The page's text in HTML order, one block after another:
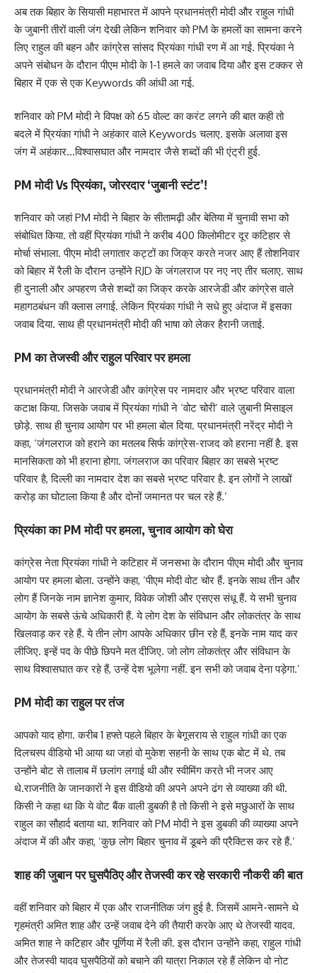
अब तक बिहार के सियासी महाभारत में आपने प्रधानमंत्री मोदी और राहुल गांधी
के जुबानी तीरों वाली जंग देखी लेकिन शनिवार को PM के हमलों का सामना करने
लिए राहुल की बहन और कांग्रेस सांसद प्रियंका गांधी रण में आ गई. प्रियंका ने
अपने संबोधन के दौरान पीएम मोदी के 1-1 हमले का जवाब दिया और इस टक्कर से
बिहार में एक से एक Keywords की आंधी आ गई.
शनिवार को PM मोदी ने विपक्ष को 65 वोल्ट का करंट लगने की बात कही तो
बदले में प्रियंका गांधी ने अहंकार वाले Keywords चलाए. इसके अलावा इस
जंग में अहंकार…विश्वासघात और नामदार जैसे शब्दों की भी एंट्री हुई.
PM मोदी Vs प्रियंका, जोररदार ‘जुबानी स्टंट’!
शनिवार को जहां PM मोदी ने बिहार के सीतामढ़ी और बेतिया में चुनावी सभा को
संबोधित किया. तो वहीं प्रियंका गांधी ने करीब 400 किलोमीटर दूर कटिहार से
मोर्चा संभाला. पीएम मोदी लगातार कट्टों का जिक्र करते नजर आए हैं तोशनिवार
को बिहार में रैली के दौरान उन्होंने RJD के जंगलराज पर नए नए तीर चलाए. साथ
ही दुनाली और अपहरण जैसे शब्दों का जिक्र करके आरजेडी और कांग्रेस वाले
महागठबंधन की क्लास लगाई. लेकिन प्रियंका गांधी ने सधे हुए अंदाज में इसका
जवाब दिया. साथ ही प्रधानमंत्री मोदी की भाषा को लेकर हैरानी जताई.
PM का तेजस्वी और राहुल परिवार पर हमला
प्रधानमंत्री मोदी ने आरजेडी और कांग्रेस पर नामदार और भ्रष्ट परिवार वाला
कटाक्ष किया. जिसके जवाब में प्रियंका गांधी ने ‘वोट चोरी’ वाले ज़ुबानी मिसाइल
छोड़े. साथ ही चुनाव आयोग पर भी हमला बोल दिया. प्रधानमंत्री नरेंद्र मोदी ने
कहा, ‘जंगलराज को हराने का मतलब सिर्फ कांग्रेस-राजद को हराना नहीं है. इस
मानसिकता को भी हराना होगा. जंगलराज का परिवार बिहार का सबसे भ्रष्ट
परिवार है, दिल्ली का नामदार देश का सबसे भ्रष्ट परिवार है. इन लोगों ने लाखों
करोड़ का घोटाला किया है और दोनों जमानत पर चल रहे हैं.’
प्रियंका का PM मोदी पर हमला, चुनाव आयोग को घेरा
कांग्रेस नेता प्रियंका गांधी ने कटिहार में जनसभा के दौरान पीएम मोदी और चुनाव
आयोग पर हमला बोला. उन्होंने कहा, ‘पीएम मोदी वोट चोर हैं. इनके साथ तीन और
लोग हैं जिनके नाम ज्ञानेश कुमार, विवेक जोशी और एसएस संधू हैं. ये सभी चुनाव
आयोग के सबसे ऊंचे अधिकारी हैं. ये लोग देश के संविधान और लोकतंत्र के साथ
खिलवाड़ कर रहे हैं. ये तीन लोग आपके अधिकार छीन रहे हैं, इनके नाम याद कर
लीजिए. इन्हें पद के पीछे छिपने मत दीजिए. जो लोग लोकतंत्र और संविधान के
साथ विश्वासघात कर रहे हैं, उन्हें देश भूलेगा नहीं. इन सभी को जवाब देना पड़ेगा.’
PM मोदी का राहुल पर तंज
आपको याद होगा. करीब 1 हफ्ते पहले बिहार के बेगूसराय से राहुल गांधी का एक
दिलचस्प वीडियो भी आया था जहां वो मुकेश सहनी के साथ एक बोट में थे. तब
उन्होंने बोट से तालाब में छलांग लगाई थी और स्वीमिंग करते भी नजर आए
थे.राजनीति के जानकारों ने इस वीडियो की अपने अपने ढंग से व्याख्या की थी.
किसी ने कहा था कि ये वोट बैंक वाली डुबकी है तो किसी ने इसे मछुआरों के साथ
राहुल का सौहार्द बताया था. शनिवार को PM मोदी ने इस डुबकी की व्याख्या अपने
अंदाज में की और कहा, ‘कुछ लोग बिहार चुनाव में डूबने की प्रैक्टिस कर रहे हैं.’
शाह की जुबान पर घुसपैठिए और तेजस्वी कर रहे सरकारी नौकरी की बात
वहीं शनिवार को बिहार में एक और राजनीतिक जंग हुई है. जिसमें आमने-सामने थे
गृहमंत्री अमित शाह और उन्हें जवाब देने की तैयारी करके आए थे तेजस्वी यादव.
अमित शाह ने कटिहार और पूर्णिया में रैली की. इस दौरान उन्होंने कहा, राहुल गांधी
और तेजस्वी यादव घुसपैठियों को बचाने की यात्रा निकाल रहे हैं लेकिन वो नोट